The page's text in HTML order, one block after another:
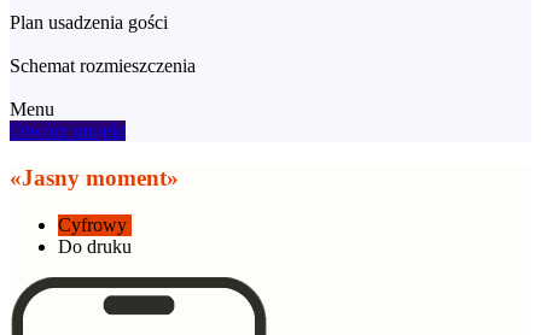
Plan usadzenia gości
Schemat rozmieszczenia
Menu
Otwórz projekt
«Jasny moment»
Cyfrowy
Do druku